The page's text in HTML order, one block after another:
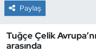
Paylaş
Tuğçe Çelik
arasında
Dans Sporları
Dövüş Sanatı